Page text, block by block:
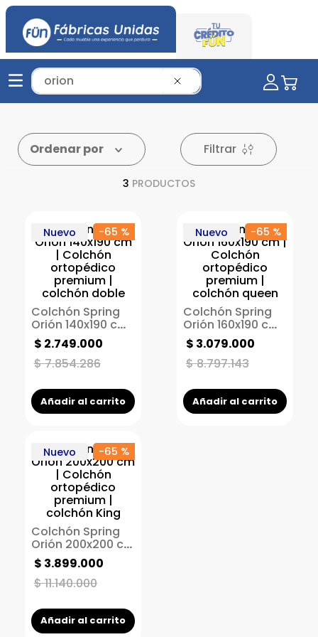
Tu mueble soñado aquí...
Ordenar por Filtrar
3 PRODUCTOS
Nuevo -65 %
Colchón Spring
Orión 140x190 cm
| Colchón
ortopédico
premium |
$7.854.286
$ 2.749.000
Añadir al carrito
Nuevo -65 %
Colchón Spring
Orión 160x190 cm |
Colchón
ortopédico
premium |
$8.797.143
$ 3.079.000
Añadir al carrito
Nuevo -65 %
Colchón Spring
Orión 200x200 cm
| Colchón
ortopédico
premium |
$11.140.000
$ 3.899.000
Añadir al carrito